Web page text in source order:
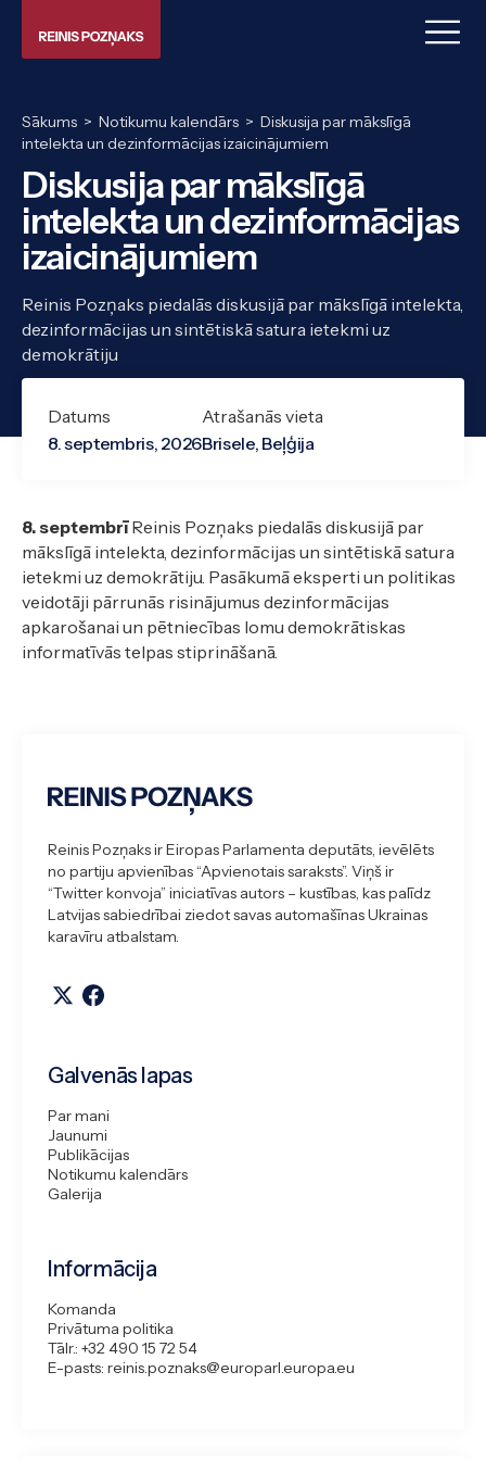
Sākums > Notikumu kalendārs > Diskusija par mākslīgā
intelekta un dezinformācijas izaicinājumiem
Diskusija par mākslīgā
intelekta un dezinformācijas
izaicinājumiem
Reinis Pozņaks piedalās diskusijā par mākslīgā intelekta,
dezinformācijas un sintētiskā satura ietekmi uz
demokrātiju
Datums
8. septembris, 2026
Atrašanās vieta
Brisele, Beļģija
8. septembrīReinis Pozņaks piedalās diskusijā par
mākslīgā intelekta, dezinformācijas un sintētiskā satura
ietekmi uz demokrātiju. Pasākumā eksperti un politikas
veidotāji pārrunās risinājumus dezinformācijas
apkarošanai un pētniecības lomu demokrātiskas
informatīvās telpas stiprināšanā.
Reinis Pozņaks ir Eiropas Parlamenta deputāts, ievēlēts
no partiju apvienības “Apvienotais saraksts”. Viņš ir
“Twitter konvoja” iniciatīvas autors – kustības, kas palīdz
Latvijas sabiedrībai ziedot savas automašīnas Ukrainas
karavīru atbalstam.
Galvenās lapas
Par mani
Jaunumi
Publikācijas
Notikumu kalendārs
Galerija
Informācija
Komanda
Privātuma politika
Tālr.: +32 490 15 72 54
E-pasts: reinis.poznaks@europarl.europa.eu